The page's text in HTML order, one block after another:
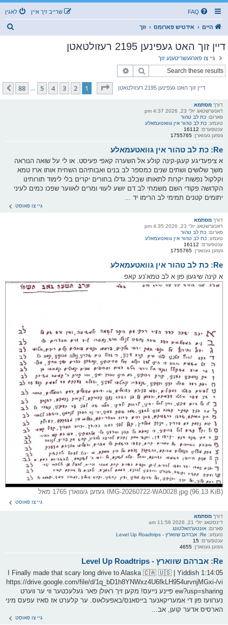
FAQ לאגין שרייב זיך איין
היים אידטיש פארומס זוך
דיין זוך האט געפינען 2195 רעזולטאטן
גיי צו פארגעשריטענע זוך
זוך
דיין זוך האט געפינען 2195 רעזולטאטן בלאט1 פון88
1
2
3
4
5
88
קומענדיגע
דורך מסתמא
דאנערשטאג יולי 23, 2026 4:37 pm
פארום: כת לב טהור
טעמע: כת לב טהור אין גוואטעמאלע
ענטפערס: 16112
געזען געווארן: 1755765
Re: כת לב טהור אין גוואטעמאלע
א ציפעדיגע קעגן-קינה קולע אל השערה קאפי פעיסט. או לי על שואה הנוראה
משך שלושים ושתים שנים כמספר לב בנים ואבותיהם השחית אותו ארז טמא
וקלקול נפשות יקרות לתאותו שבלב גדלו בחורים יקרים בלי לימוד תורותינו
הקדושה פקודי השם משמחי לב דם יושע לעווי ומרים לאווער שפכו כמים לעיני
יתומים קטנים תמימי לב הרימו יד ...
גיי צו פאוסט
דורך מסתמא
דאנערשטאג יולי 23, 2026 4:35 pm
פארום: כת לב טהור
טעמע: כת לב טהור אין גוואטעמאלע
ענטפערס: 16112
געזען געווארן: 1755765
Re: כת לב טהור אין גוואטעמאלע
א קינה שיגעון פון א לב טמא‘נע קאפ
IMG-20260722-WA0028.jpg (96.13 KiB) געזען געווארן 1765 מאל
גיי צו פאוסט
דורך מסתמא
דינסטאג יולי 21, 2026 11:58 am
פארום: אונטערהאלטונג
טעמע: Re: אברהם שווארץ - Level Up Roadtrips
ענטפערס: 15
געזען געווארן: 4655
Re: אברהם שווארץ - Level Up Roadtrips
I Finally made that scary long drive to Alaska 🇨🇦 🇺🇸 | Yiddish 1:14:05
https://drive.google.com/file/d/1q_bD1h8YNWxz4U6fkLH954urvnjMGxi-/vi
ew?usp=sharing פיינע נייעס! מקען זיך ראולן פאר געלעכטער ווי ער ווערט
נערוועז פון די אמעריקאנער בייסאנס/באפעלאוס. ער קלערט אז סאיז עפעס מיני
הארסיס אדער קוען, אב...
גיי צו פאוסט